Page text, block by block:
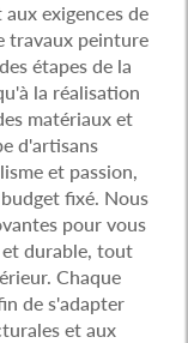
exigences de
travaux peinture
étapes de la
la réalisation
matériaux et
d'artisans
et passion,
fixé. Nous
pour vous
durable, tout
Chaque
de s'adapter
et aux